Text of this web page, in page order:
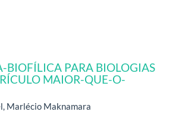
BIOFÍLICA PARA BIOLOGIAS
MAIOR-QUE-O-
Marlécio Maknamara